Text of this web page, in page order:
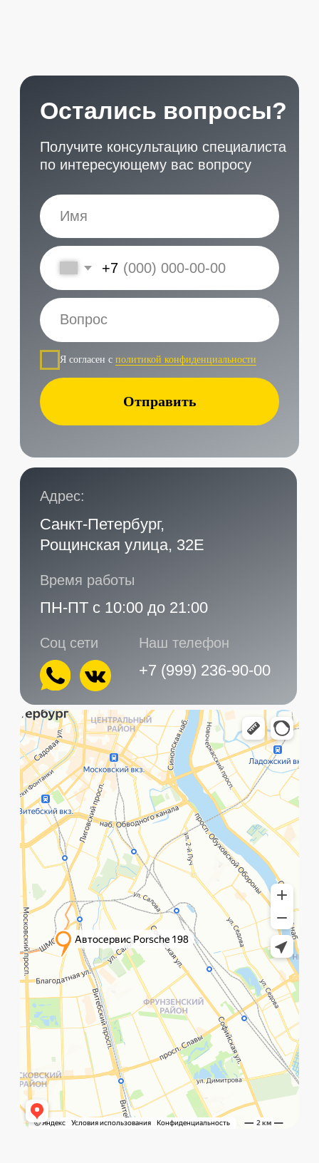
Услуги в нашем сервисе
START
Проложить маршрут
Главная Услуги Контакты
Политика обработки данных
©️ Porsche 198. Все права защищены 2025
Разработка и маркетинг: Global Code
Санкт-Петербург,
Рощинская улица, 32Е
+7 (999) 236-90-00
ПН-ПТ
с 10:00 до 21:00
Мы используем cookie для быстрой и удобной
работы сайта. Продолжая пользоваться сайтом,
вы даете согласие на использование файлов
cookie.Подробнее